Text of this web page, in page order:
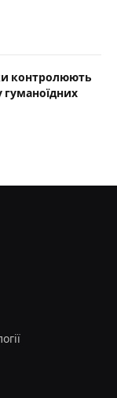
контролюють
гуманоїдних